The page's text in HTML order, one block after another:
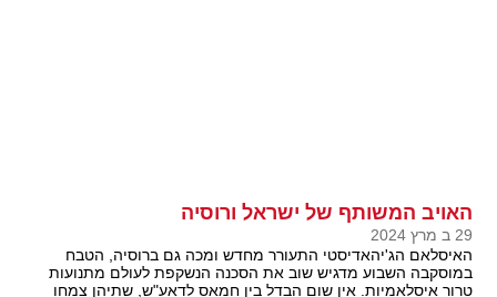
האויב המשותף של ישראל ורוסיה
29 ב מרץ 2024
האיסלאם הג'יהאדיסטי התעורר מחדש ומכה גם ברוסיה, הטבח
במוסקבה השבוע מדגיש שוב את הסכנה הנשקפת לעולם מתנועות
טרור איסלאמיות. אין שום הבדל בין חמאס לדאע"ש, שתיהן צמחו